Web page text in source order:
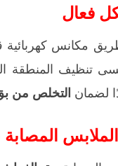
فعال
مكانس كهربائية
تنظيف المنطقة
لضمان التخلص من